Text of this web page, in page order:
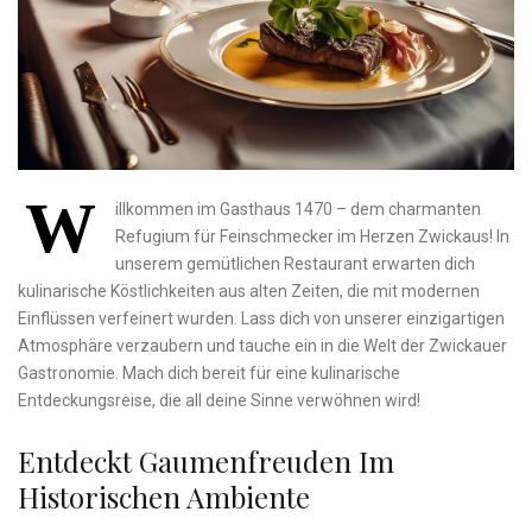
W
illkommen im Gasthaus⁤ 1470 – dem charmanten
Refugium für ⁢Feinschmecker im Herzen Zwickaus! In
unserem gemütlichen Restaurant erwarten dich
kulinarische ⁤Köstlichkeiten aus alten Zeiten, die mit modernen
Einflüssen verfeinert​ wurden. Lass dich von unserer ⁤einzigartigen
Atmosphäre ‍verzaubern und⁣ tauche ein in die Welt‌ der Zwickauer
Gastronomie. Mach⁣ dich bereit für eine kulinarische
Entdeckungsreise, die all deine Sinne⁢ verwöhnen wird!
Entdeckt⁢ Gaumenfreuden‌ Im
Historischen Ambiente